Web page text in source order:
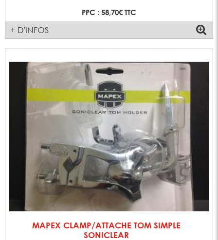
PPC : 58,70€ TTC
+ D'INFOS
MAPEX CLAMP/ATTACHE TOM SIMPLE
SONICLEAR